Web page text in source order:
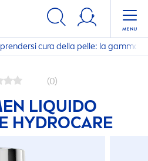
cura della pelle: la gamma
(0)
LIQUIDO
HYDROCARE